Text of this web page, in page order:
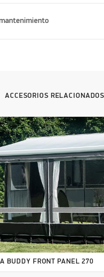
ACCESORIOS RELACIONADOS
BUDDY FRONT PANEL 270